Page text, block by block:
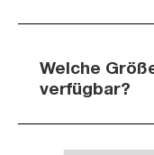
Welche
verfügbar?